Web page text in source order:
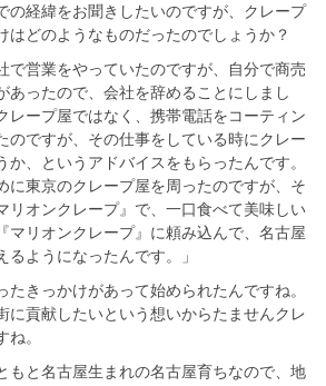
経緯をお聞きしたいのですが、クレープ
はどのようなものだったのでしょうか？
で営業をやっていたのですが、自分で商売
あったので、会社を辞めることにしまし
レープ屋ではなく、携帯電話をコーティン
のですが、その仕事をしている時にクレー
か、というアドバイスをもらったんです。
に東京のクレープ屋を周ったのですが、そ
リオンクレープ』で、一口食べて美味しい
マリオンクレープ』に頼み込んで、名古屋
ようになったんです。」
きっかけがあって始められたんですね。
に貢献したいという想いからたませんクレ
。
もと名古屋生まれの名古屋育ちなので、地